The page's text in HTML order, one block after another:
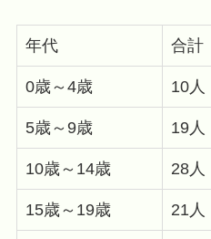
年代 合計
0歳～4歳 10人
5歳～9歳 19人
10歳～14歳 28人
15歳～19歳 21人